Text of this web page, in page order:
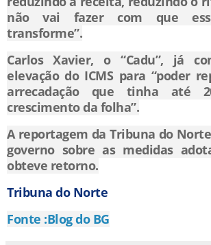
não vai fazer com que
transforme”.
Carlos Xavier, o “Cadu”, já
elevação do ICMS para “poder
arrecadação que tinha até
crescimento da folha”.
A reportagem da Tribuna do
governo sobre as medidas
obteve retorno.
Tribuna do Norte
Fonte :Blog do BG